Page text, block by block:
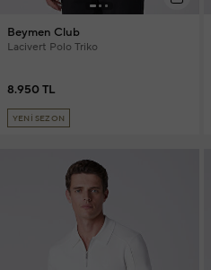
Beymen Club
Lacivert Polo Triko
8.950 TL
YENİ SEZON